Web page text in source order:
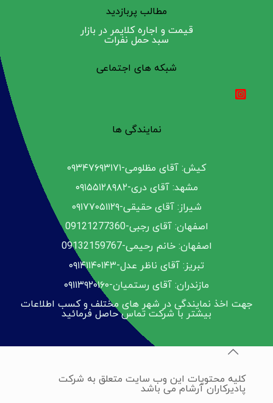
مطالب پربازدید
قیمت و اجاره کلایمر در بازار
سبد حمل نفرات
شبکه های اجتماعی
نمایندگی ها
کیش: آقای مظلومی-۰۹۳۴۷۶۹۳۱۷۱
مشهد: آقای دری-۰۹۱۵۵۱۲۸۹۸۲
شیراز: آقای حقیقی-۰۹۱۷۷۰۵۱۱۲۹
اصفهان: آقای رجبی-09121277360
اصفهان: خانم رحیمی-09132159767
تبریز: آقای ناظر عدل-۰۹۱۴۱۱۴۰۱۴۳
مازندران: آقای رستمیان-۰۹۱۱۳۹۲۰۱۶۰
جهت اخذ نمایندگی در شهر های مختلف و کسب اطلاعات
بیشتر با شرکت تماس حاصل فرمائید
کلیه محتویات این وب سایت متعلق به شرکت
پادیرکاران آرشام می باشد